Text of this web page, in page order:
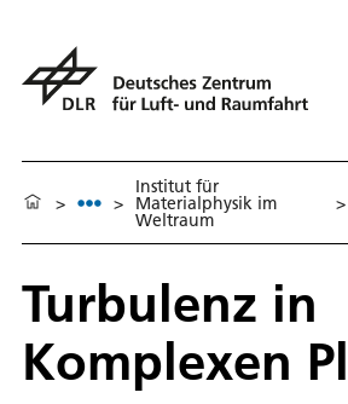
> >
Institut für
Materialphysik im
Weltraum
>
Turbulenz in
Komplexen